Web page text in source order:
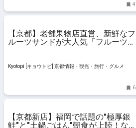
4
【京都】老舗果物店直営、新鮮なフ
ルーツサンドが大人気「フルーツパ
Kyotopi [キョウトピ] 京都情報・観光・旅行・グルメ
6
【京都新店】福岡で話題の"極厚銀
鮭"と"土鍋ごはん"朝食が上陸！な